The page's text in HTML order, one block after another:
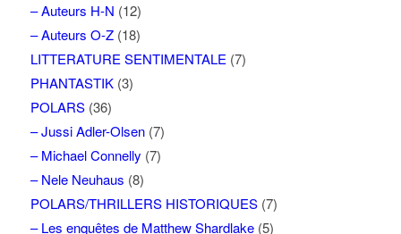
– Auteurs H-N (12)
– Auteurs O-Z(18)
LITTERATURE SENTIMENTALE (7)
PHANTASTIK(3)
POLARS(36)
– Jussi Adler-Olsen(7)
– Michael Connelly (7)
– Nele Neuhaus (8)
POLARS/THRILLERS HISTORIQUES(7)
– Les enquêtes de Matthew Shardlake(5)